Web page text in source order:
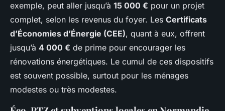
exemple, peut aller jusqu’à 15 000 € pour un projet
complet, selon les revenus du foyer. Les Certificats
d’Économies d’Énergie (CEE), quant à eux, offrent
jusqu’à 4 000 € de prime pour encourager les
rénovations énergétiques. Le cumul de ces dispositifs
est souvent possible, surtout pour les ménages
modestes ou très modestes.